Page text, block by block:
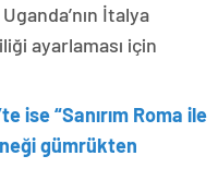
İtalya
ayarlaması için
ise “Sanırım Roma ile
gümrükten